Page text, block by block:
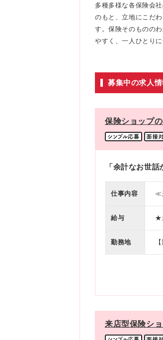
多種多様な各保険会
のもと、立地にこだ
す。保険そのものの
やすく、一人ひとり
募集中の求人情
保険ショップ
「余計なお世
仕事内容
≪
給与
★
※
与
力
勤務地
す
囲)
来店型保険シ